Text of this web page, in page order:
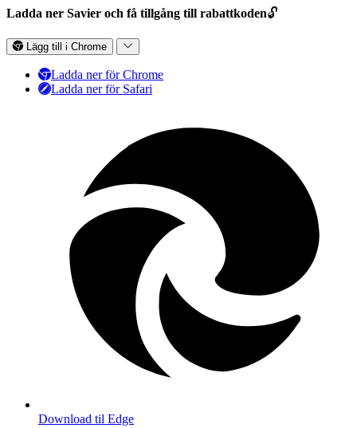
Ladda ner Savier och få tillgång till rabattkoden🔓
Lägg till i Chrome
Ladda ner för Chrome
Ladda ner för Safari
Download til Edge